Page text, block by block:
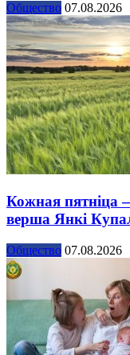
Общество 07.08.2026
Кожная пятніца
верша Янкі
Общество 07.08.2026